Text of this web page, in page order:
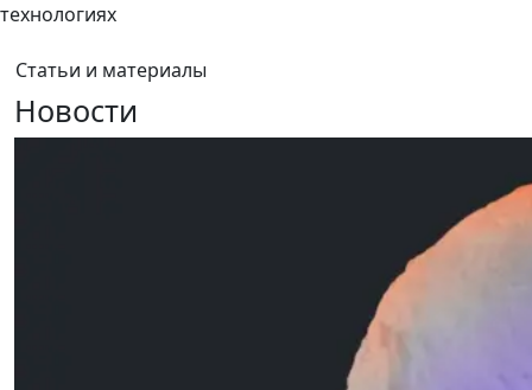
технологиях
Статьи и материалы
Новости